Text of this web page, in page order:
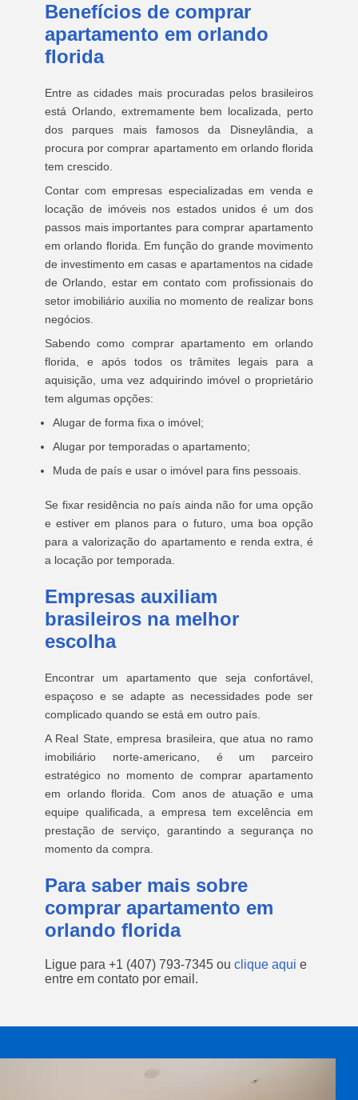
Benefícios de comprar
apartamento em orlando
florida
Entre as cidades mais procuradas pelos brasileiros
está Orlando, extremamente bem localizada, perto
dos parques mais famosos da Disneylândia, a
procura por comprar apartamento em orlando florida
tem crescido.
Contar com empresas especializadas em venda e
locação de imóveis nos estados unidos é um dos
passos mais importantes para comprar apartamento
em orlando florida. Em função do grande movimento
de investimento em casas e apartamentos na cidade
de Orlando, estar em contato com profissionais do
setor imobiliário auxilia no momento de realizar bons
negócios.
Sabendo como comprar apartamento em orlando
florida, e após todos os trâmites legais para a
aquisição, uma vez adquirindo imóvel o proprietário
tem algumas opções:
Alugar de forma fixa o imóvel;
Alugar por temporadas o apartamento;
Muda de país e usar o imóvel para fins pessoais.
Se fixar residência no país ainda não for uma opção
e estiver em planos para o futuro, uma boa opção
para a valorização do apartamento e renda extra, é
a locação por temporada.
Empresas auxiliam
brasileiros na melhor
escolha
Encontrar um apartamento que seja confortável,
espaçoso e se adapte as necessidades pode ser
complicado quando se está em outro país.
A Real State, empresa brasileira, que atua no ramo
imobiliário norte-americano, é um parceiro
estratégico no momento de comprar apartamento
em orlando florida. Com anos de atuação e uma
equipe qualificada, a empresa tem excelência em
prestação de serviço, garantindo a segurança no
momento da compra.
Para saber mais sobre
comprar apartamento em
orlando florida
Ligue para +1 (407) 793-7345 ou clique aqui e
entre em contato por email.